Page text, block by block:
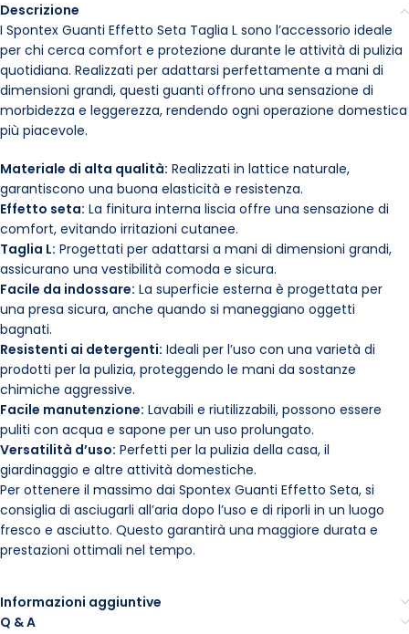
Descrizione
I Spontex Guanti Effetto Seta Taglia L sono l’accessorio ideale
per chi cerca comfort e protezione durante le attività di pulizia
quotidiana. Realizzati per adattarsi perfettamente a mani di
dimensioni grandi, questi guanti offrono una sensazione di
morbidezza e leggerezza, rendendo ogni operazione domestica
più piacevole.
Materiale di alta qualità: Realizzati in lattice naturale,
garantiscono una buona elasticità e resistenza.
Effetto seta: La finitura interna liscia offre una sensazione di
comfort, evitando irritazioni cutanee.
Taglia L: Progettati per adattarsi a mani di dimensioni grandi,
assicurano una vestibilità comoda e sicura.
Facile da indossare: La superficie esterna è progettata per
una presa sicura, anche quando si maneggiano oggetti
bagnati.
Resistenti ai detergenti: Ideali per l’uso con una varietà di
prodotti per la pulizia, proteggendo le mani da sostanze
chimiche aggressive.
Facile manutenzione: Lavabili e riutilizzabili, possono essere
puliti con acqua e sapone per un uso prolungato.
Versatilità d’uso: Perfetti per la pulizia della casa, il
giardinaggio e altre attività domestiche.
Per ottenere il massimo dai Spontex Guanti Effetto Seta, si
consiglia di asciugarli all’aria dopo l’uso e di riporli in un luogo
fresco e asciutto. Questo garantirà una maggiore durata e
prestazioni ottimali nel tempo.
Informazioni aggiuntive
Q & A